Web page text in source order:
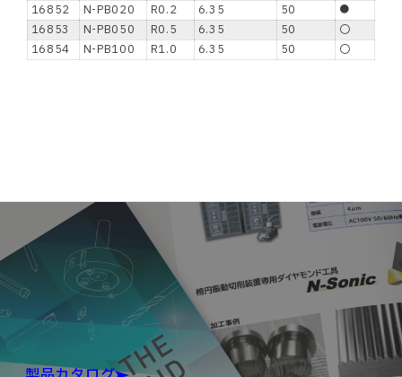
16852
N-PB020 R0.2 6.35 50
●
16853
N-PB050 R0.5 6.35 50
〇
16854
N-PB100 R1.0 6.35 50 〇